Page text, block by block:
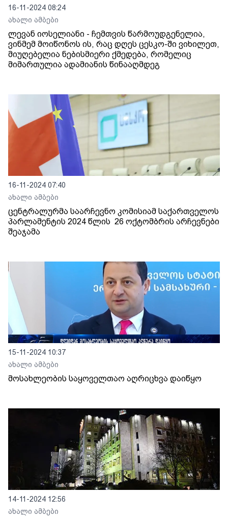
16-11-2024 08:24
ახალი ამბები
ლევან იოსელიანი - ჩემთვის წარმოუდგენელია,
ვინმემ მოიწონოს ის, რაც დღეს ცესკო-ში ვიხილეთ,
მიუღებელია ნებისმიერი ქმედება, რომელიც
მიმართულია ადამიანის წინააღმდეგ
16-11-2024 07:40
ახალი ამბები
ცენტრალურმა საარჩევნო კომისიამ საქართველოს
პარლამენტის 2024 წლის 26 ოქტომბრის არჩევნები
შეაჯამა
15-11-2024 10:37
ახალი ამბები
მოსახლეობის საყოველთაო აღრიცხვა დაიწყო
14-11-2024 12:56
ახალი ამბები